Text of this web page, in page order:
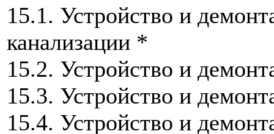
15.1. Устройство и
канализации *
15.2. Устройство и
15.3. Устройство и
15.4. Устройство и